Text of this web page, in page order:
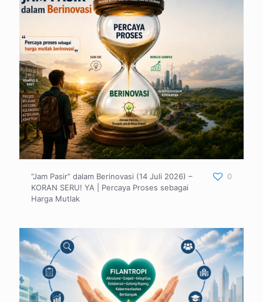
“Jam Pasir” dalam Berinovasi (14 Juli 2026) –
KORAN SERU! YA | Percaya Proses sebagai
Harga Mutlak
0